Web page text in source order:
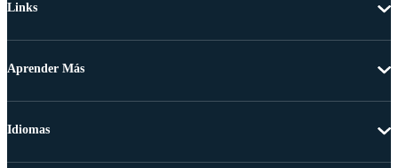
Links
Aprender Más
Idiomas